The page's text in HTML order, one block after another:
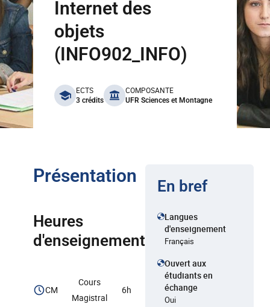
Internet des
objets
(INFO902_INFO)
benefits
ECTS
3 crédits
COMPOSANTE
UFR Sciences et Montagne
Présentation
Heures
d'enseignement
CM
Cours
Magistral
6h
En bref
Langues
d'enseignement
Français
Ouvert aux
étudiants en
échange
Oui